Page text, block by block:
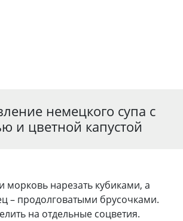
немецкого супа с
и цветной капустой
морковь нарезать кубиками, а
– продолговатыми брусочками.
на отдельные соцветия.